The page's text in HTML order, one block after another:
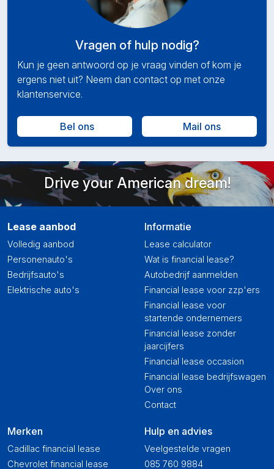
Vragen of hulp nodig?
Kun je geen antwoord op je vraag vinden of kom je
ergens niet uit? Neem dan contact op met onze
klantenservice.
Bel ons Mail ons
Drive your American dream!
Lease aanbod
Volledig aanbod
Personenauto's
Bedrijfsauto's
Elektrische auto's
Merken
Cadillac financial lease
Chevrolet financial lease
Informatie
Lease calculator
Wat is financial lease?
Autobedrijf aanmelden
Financial lease voor zzp'ers
Financial lease voor
startende ondernemers
Financial lease zonder
jaarcijfers
Financial lease occasion
Financial lease bedrijfswagen
Over ons
Contact
Hulp en advies
Veelgestelde vragen
085 760 9884